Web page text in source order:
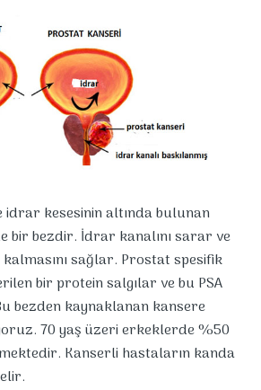
kesesinin altında bulunan
bir bezdir. İdrar kanalını sarar ve
sağlar. Prostat spesifik
bir protein salgılar ve bu PSA
bezden kaynaklanan kansere
70 yaş üzeri erkeklerde %50
Kanserli hastaların kanda